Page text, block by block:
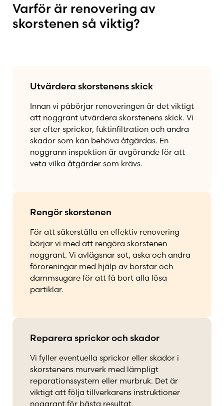
Varför är renovering av
skorstenen så viktig?
Utvärdera skorstenens skick
Innan vi påbörjar renoveringen är det viktigt
att noggrant utvärdera skorstenens skick. Vi
ser efter sprickor, fuktinfiltration och andra
skador som kan behöva åtgärdas. En
noggrann inspektion är avgörande för att
veta vilka åtgärder som krävs.
Rengör skorstenen
För att säkerställa en effektiv renovering
börjar vi med att rengöra skorstenen
noggrant. Vi avlägsnar sot, aska och andra
föroreningar med hjälp av borstar och
dammsugare för att få bort alla lösa
partiklar.
Reparera sprickor och skador
Vi fyller eventuella sprickor eller skador i
skorstenens murverk med lämpligt
reparationssystem eller murbruk. Det är
viktigt att följa tillverkarens instruktioner
noggrant för bästa resultat.